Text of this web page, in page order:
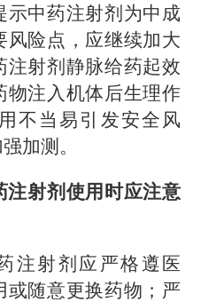
示中药注射剂为中成
风险点，应继续加大
注射剂静脉给药起效
物注入机体后生理作
不当易引发安全风
加测。
注射剂使用时应注意
注射剂应严格遵医
或随意更换药物 ；严